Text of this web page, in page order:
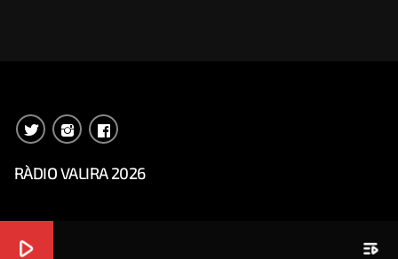
RÀDIO VALIRA 2026
play_arrow playlist_play